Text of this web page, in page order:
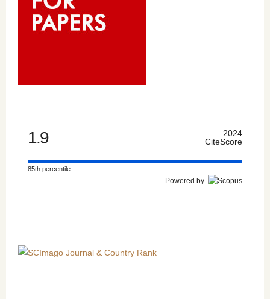
1.9
2024
CiteScore
85th percentile
Powered by